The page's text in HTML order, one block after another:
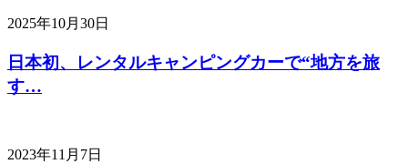
2025年10月30日
日本初、レンタルキャンピングカーで“地方を旅
す…
2023年11月7日